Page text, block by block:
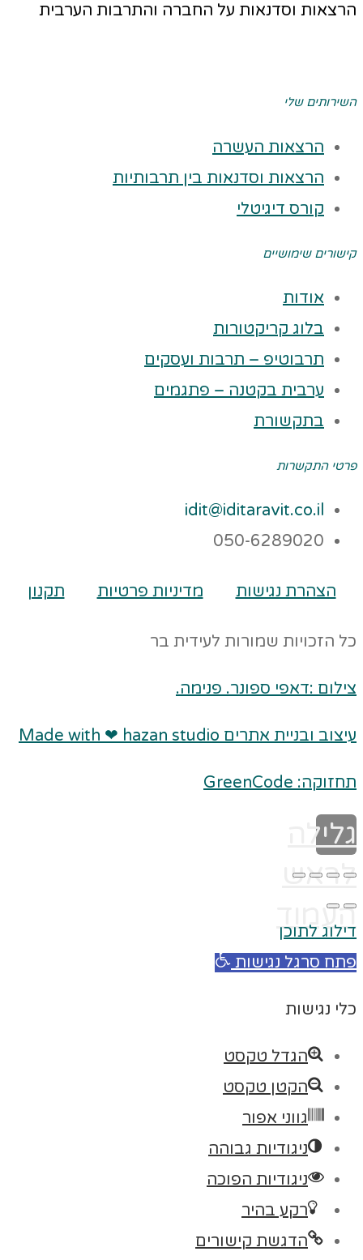
הרצאות וסדנאות על החברה והתרבות הערבית
השירותים שלי
הרצאות העשרה
הרצאות וסדנאות בין תרבותיות
קורס דיגיטלי
קישורים שימושיים
אודות
בלוג קריקטורות
תרבוטיפ – תרבות ועסקים
ערבית בקטנה – פתגמים
בתקשורת
פרטי התקשרות
idit@iditaravit.co.il
050-6289020
הצהרת נגישות מדיניות פרטיות תקנון
כל הזכויות שמורות לעידית בר
צילום :דאפי ספונר. פנימה.
עיצוב ובניית אתרים Made with ❤ hazan studio
תחזוקה: GreenCode
גלילה
לראש
העמוד
דילוג לתוכן
פתח סרגל נגישות
כלי נגישות
הגדל טקסט
הקטן טקסט
גווני אפור
ניגודיות גבוהה
ניגודיות הפוכה
רקע בהיר
הדגשת קישורים